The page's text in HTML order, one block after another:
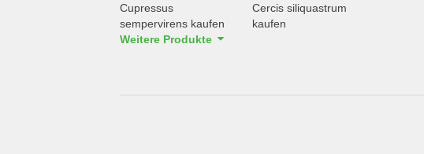
Cupressus
sempervirens kaufen
Weitere Produkte
Cercis siliquastrum
kaufen